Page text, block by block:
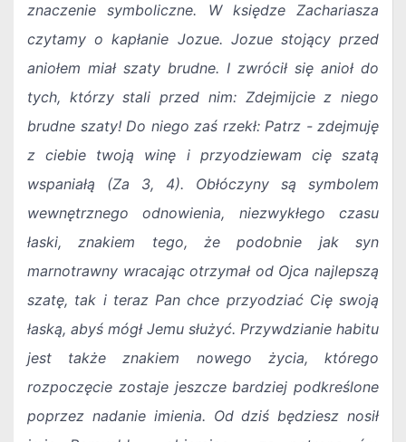
znaczenie symboliczne. W księdze Zachariasza
czytamy o kapłanie Jozue. Jozue stojący przed
aniołem miał szaty brudne. I zwrócił się anioł do
tych, którzy stali przed nim: Zdejmijcie z niego
brudne szaty! Do niego zaś rzekł: Patrz - zdejmuję
z ciebie twoją winę i przyodziewam cię szatą
wspaniałą (Za 3, 4). Obłóczyny są symbolem
wewnętrznego odnowienia, niezwykłego czasu
łaski, znakiem tego, że podobnie jak syn
marnotrawny wracając otrzymał od Ojca najlepszą
szatę, tak i teraz Pan chce przyodziać Cię swoją
łaską, abyś mógł Jemu służyć. Przywdzianie habitu
jest także znakiem nowego życia, którego
rozpoczęcie zostaje jeszcze bardziej podkreślone
poprzez nadanie imienia. Od dziś będziesz nosił